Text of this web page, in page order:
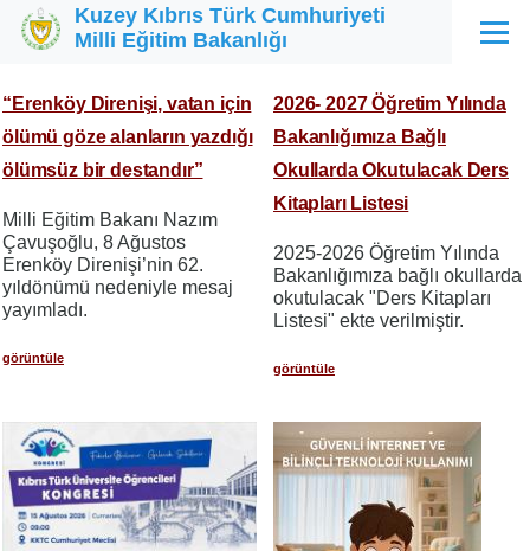
Ana içeriğe atla
Kuzey Kıbrıs Türk Cumhuriyeti
Milli Eğitim Bakanlığı
Menü
“Erenköy Direnişi, vatan için
ölümü göze alanların yazdığı
ölümsüz bir destandır”
Milli Eğitim Bakanı Nazım
Çavuşoğlu, 8 Ağustos
Erenköy Direnişi’nin 62.
yıldönümü nedeniyle mesaj
yayımladı.
görüntüle
2026- 2027 Öğretim Yılında
Bakanlığımıza Bağlı
Okullarda Okutulacak Ders
Kitapları Listesi
2025-2026 Öğretim Yılında
Bakanlığımıza bağlı okullarda
okutulacak "Ders Kitapları
Listesi" ekte verilmiştir.
görüntüle